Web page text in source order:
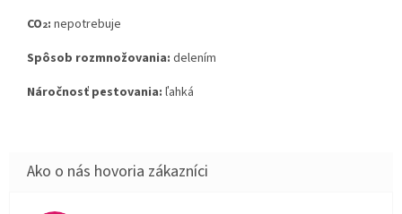
CO2: nepotrebuje
Spôsob rozmnožovania: delením
Náročnosť pestovania: ľahká